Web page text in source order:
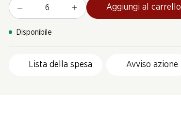
Aggiungi al carrello
Disponibile
Lista della spesa Avviso azione